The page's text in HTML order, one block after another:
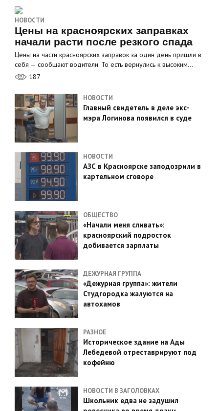
НОВОСТИ
Цены на красноярских заправках
начали расти после резкого спада
Цены на части красноярских заправок за один день пришли в
себя — сообщают водители. То есть вернулись к высоким…
187
НОВОСТИ
Главный свидетель в деле экс-
мэра Логинова появился в суде
НОВОСТИ
АЗС в Красноярске заподозрили в
картельном сговоре
ОБЩЕСТВО
«Начали меня сливать»:
красноярский подросток
добивается зарплаты
ДЕЖУРНАЯ ГРУППА
«Дежурная группа»: жители
Студгородка жалуются на
автохамов
РАЗНОЕ
Историческое здание на Ады
Лебедевой отреставрируют под
кофейню
НОВОСТИ В ЗАГОЛОВКАХ
Школьник едва не задушил